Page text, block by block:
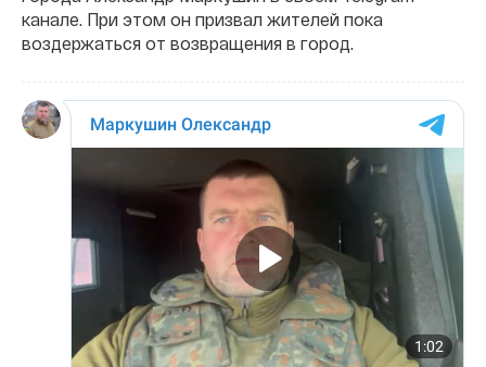
канале. При этом он призвал жителей пока
воздержаться от возвращения в город.